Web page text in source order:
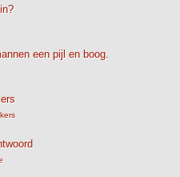
een pijl en boog.